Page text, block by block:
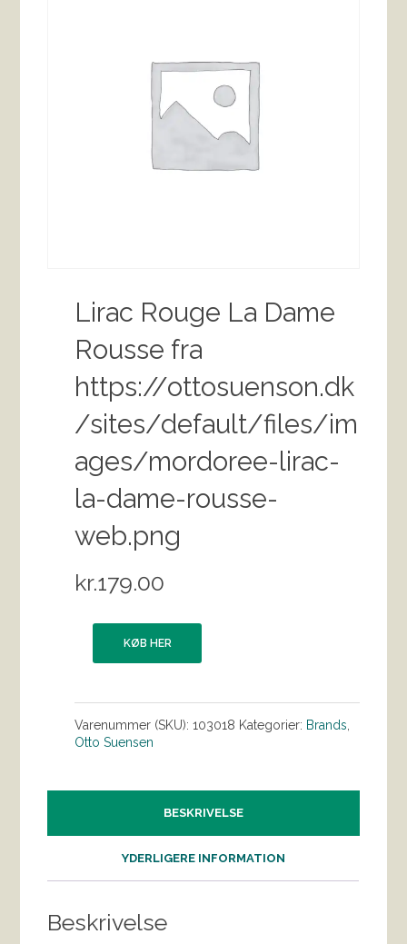
Lirac Rouge La Dame
Rousse fra
https://ottosuenson.dk
/sites/default/files/im
ages/mordoree-lirac-
la-dame-rousse-
web.png
kr.179.00
KØB HER
Varenummer (SKU):103018 Kategorier: Brands
Otto Suensen
BESKRIVELSE
YDERLIGERE INFORMATION
Beskrivelse